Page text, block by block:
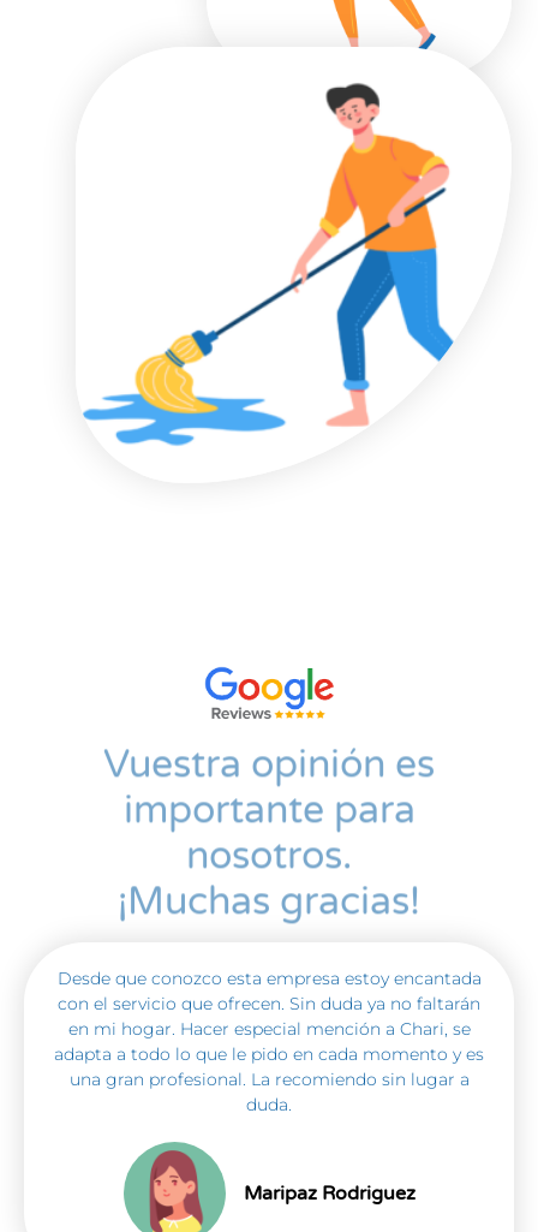
Vuestra opinión es
importante para
nosotros.
¡Muchas gracias!
Desde que conozco esta empresa estoy encantada
con el servicio que ofrecen. Sin duda ya no faltarán
en mi hogar. Hacer especial mención a Chari, se
adapta a todo lo que le pido en cada momento y es
una gran profesional. La recomiendo sin lugar a
duda.
Maripaz Rodriguez